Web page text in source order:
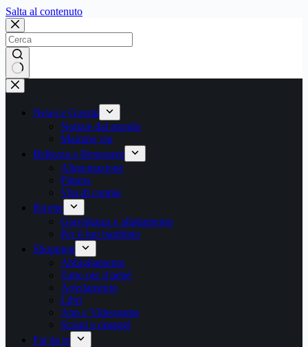
Salta al contenutoSalta
contenuto
Nessun
risultato
News e Gossip
Notizie dal mondo
Mamme vip
Bellezza e Benessere
Alimentazione
Fitness
Vita di coppia
Ricette
Gravidanza e allattamento
Per il tuo bambino
Shopping
Abbigliamento
Tutto per il bebè
Arredamento
Libri
App e Videogame
Sconti e omaggi
Fai da te